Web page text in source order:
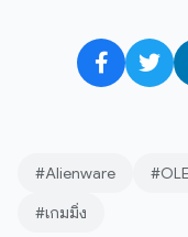
#Alienware
#เกมมิ่ง